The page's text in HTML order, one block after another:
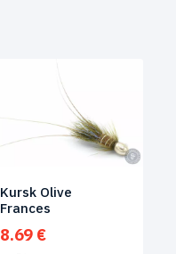
Kursk Olive
Frances
8.69 €